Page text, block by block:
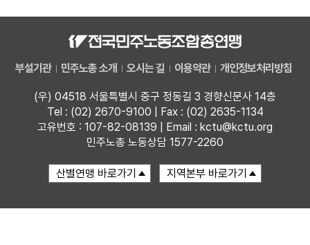
부설기관 민주노총 소개 오시는 길 이용약관 개인정보처리방침
(우) 04518 서울특별시 중구 정동길 3 경향신문사 14층
Tel : (02) 2670-9100 | Fax : (02) 2635-1134
고유번호 : 107-82-08139 | Email : kctu@kctu.org
민주노총 노동상담 1577-2260